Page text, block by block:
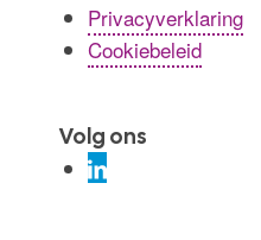
Privacyverklaring
Cookiebeleid
Volg ons